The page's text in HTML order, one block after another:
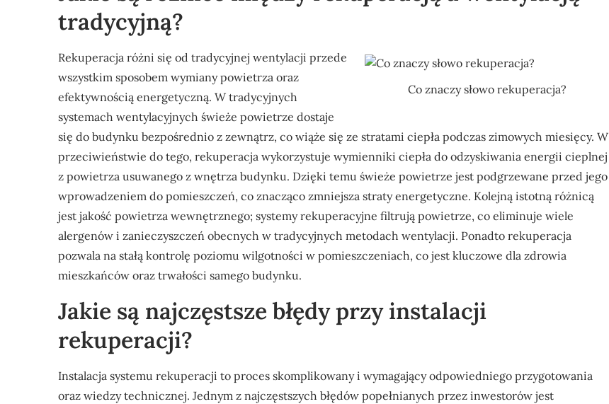
tradycyjną?
Co znaczy słowo rekuperacja?
Rekuperacja różni się od tradycyjnej wentylacji przede
wszystkim sposobem wymiany powietrza oraz
efektywnością energetyczną. W tradycyjnych
systemach wentylacyjnych świeże powietrze dostaje
się do budynku bezpośrednio z zewnątrz, co wiąże się ze stratami ciepła podczas zimowych miesięcy. W
przeciwieństwie do tego, rekuperacja wykorzystuje wymienniki ciepła do odzyskiwania energii cieplnej
z powietrza usuwanego z wnętrza budynku. Dzięki temu świeże powietrze jest podgrzewane przed jego
wprowadzeniem do pomieszczeń, co znacząco zmniejsza straty energetyczne. Kolejną istotną różnicą
jest jakość powietrza wewnętrznego; systemy rekuperacyjne filtrują powietrze, co eliminuje wiele
alergenów i zanieczyszczeń obecnych w tradycyjnych metodach wentylacji. Ponadto rekuperacja
pozwala na stałą kontrolę poziomu wilgotności w pomieszczeniach, co jest kluczowe dla zdrowia
mieszkańców oraz trwałości samego budynku.
Jakie są najczęstsze błędy przy instalacji
rekuperacji?
Instalacja systemu rekuperacji to proces skomplikowany i wymagający odpowiedniego przygotowania
oraz wiedzy technicznej. Jednym z najczęstszych błędów popełnianych przez inwestorów jest